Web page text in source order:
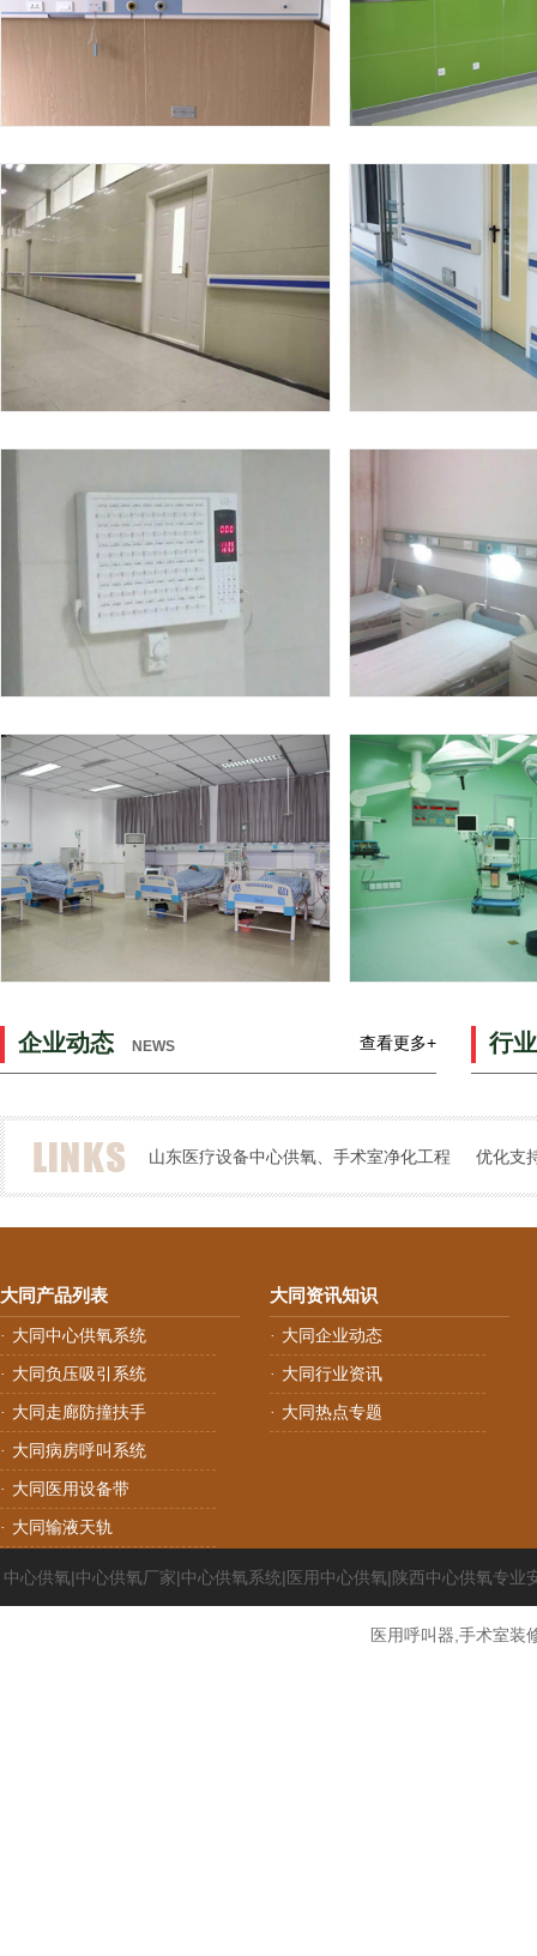
设备带安装工程公司 设备带安
设备带安装实例 医用扶手安
呼叫对讲系统工程实例 配电照明系
企业动态 NEWS 查看更多+ 行
山东医疗设备中心供氧、手术室净化工程 优化支
大同产品列表
· 大同中心供氧系统
· 大同负压吸引系统
· 大同走廊防撞扶手
· 大同病房呼叫系统
· 大同医用设备带
· 大同输液天轨
大同资讯知识
· 大同企业动态
· 大同行业资讯
· 大同热点专题
中心供氧|中心供氧厂家|中心供氧系统|医用中心供氧|陕西中心供氧专业
医用呼叫器,手术室装